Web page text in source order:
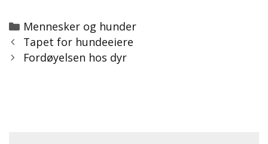
Categories
Mennesker og hunder
Post
navigation
Tapet for hundeeiere
Fordøyelsen hos dyr